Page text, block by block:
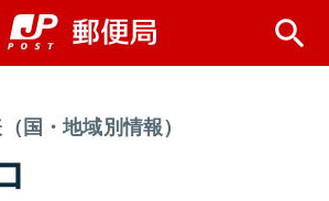
国・地域別情報）